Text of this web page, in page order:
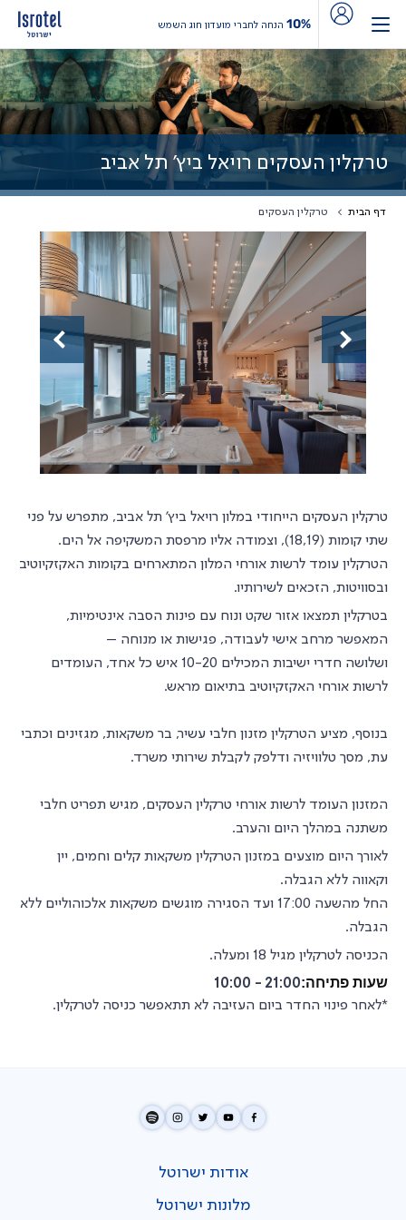
10% הנחה לחברי מועדון חוג השמש
טרקלין העסקים רויאל ביץ' תל אביב
דף הבית טרקלין העסקים
Next
טרקלין העסקים הייחודי במלון רויאל ביץ' תל אביב, מתפרש על פני
שתי קומות (18,19), וצמודה אליו מרפסת המשקיפה אל הים.
הטרקלין עומד לרשות אורחי המלון המתארחים בקומות האקזקיוטיב
ובסוויטות, הזכאים לשירותיו.
בטרקלין תמצאו אזור שקט ונוח עם פינות הסבה אינטימיות,
המאפשר מרחב אישי לעבודה, פגישות או מנוחה –
ושלושה חדרי ישיבות המכילים 10-20 איש כל אחד, העומדים
לרשות אורחי האקזקיוטיב בתיאום מראש.
בנוסף, מציע הטרקלין מזנון חלבי עשיר, בר משקאות, מגזינים וכתבי
עת, מסך טלוויזיה ודלפק לקבלת שירותי משרד.
המזנון העומד לרשות אורחי טרקלין העסקים, מגיש תפריט חלבי
משתנה במהלך היום והערב.
לאורך היום מוצעים במזנון הטרקלין משקאות קלים וחמים, יין
וקאווה ללא הגבלה.
החל מהשעה 17:00 ועד הסגירה מוגשים משקאות אלכוהוליים ללא
הגבלה.
הכניסה לטרקלין מגיל 18 ומעלה.
שעות פתיחה:21:00 - 10:00
*לאחר פינוי החדר ביום העזיבה לא תתאפשר כניסה לטרקלין.
אודות ישרוטל
מלונות ישרוטל